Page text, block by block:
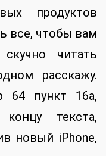
продуктов
все, чтобы вам
читать
расскажу.
64 пункт 16а,
текста,
новый iPhone,